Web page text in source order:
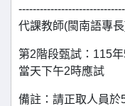
代課教師(閩南語專
第2階段甄試：115
當天下午2時應試
備註：請正取人員於